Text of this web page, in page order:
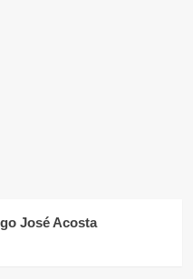
José Acosta